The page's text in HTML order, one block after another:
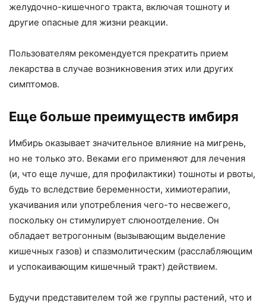
желудочно-кишечного тракта, включая тошноту и
другие опасные для жизни реакции.
Пользователям рекомендуется прекратить прием
лекарства в случае возникновения этих или других
симптомов.
Еще больше преимуществ имбиря
Имбирь оказывает значительное влияние на мигрень,
но не только это. Веками его применяют для лечения
(и, что еще лучше, для профилактики) тошноты и рвоты,
будь то вследствие беременности, химиотерапии,
укачивания или употребления чего-то несвежего,
поскольку он стимулирует слюноотделение. Он
обладает ветрогонным (вызывающим выделение
кишечных газов) и спазмолитическим (расслабляющим
и успокаивающим кишечный тракт) действием.
Будучи представителем той же группы растений, что и